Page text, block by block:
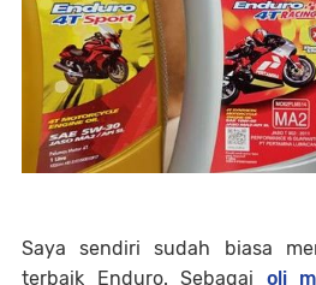
Saya sendiri sudah biasa
terbaik Enduro. Sebagai oli